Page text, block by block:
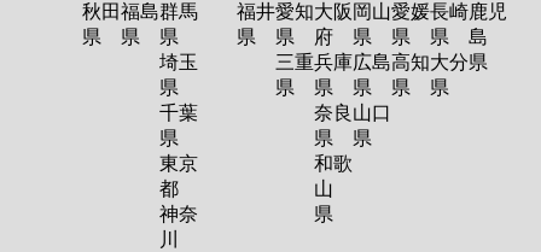
秋田
県
福島
県
群馬
県
埼玉
県
千葉
県
東京
都
神奈
川
福井
県
愛知
県
三重
県
大阪
府
兵庫
県
奈良
県
和歌
山
県
岡山
県
広島
県
山口
県
愛媛
県
高知
県
長崎
県
大分
県
鹿児
島
県